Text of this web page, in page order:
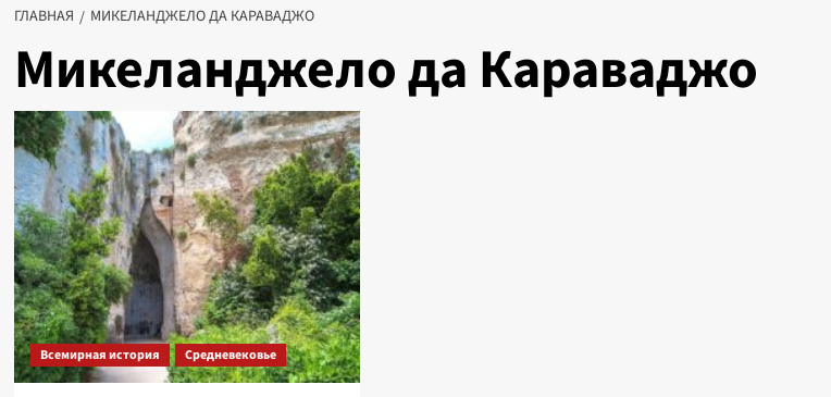
ГЛАВНАЯ МИКЕЛАНДЖЕЛО ДА КАРАВАДЖО
Микеланджело да Караваджо
Всемирная история Средневековье